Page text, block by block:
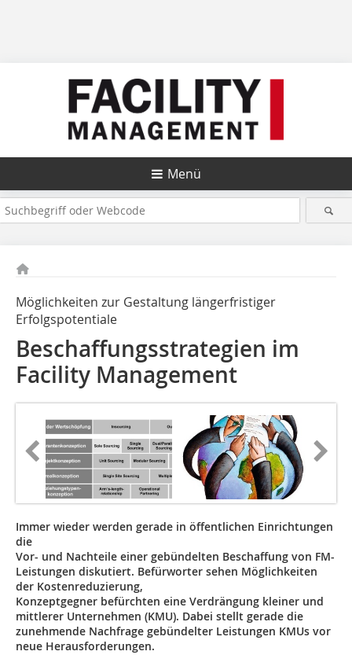
Menü
Möglichkeiten zur Gestaltung längerfristiger
Erfolgspotentiale
Beschaffungsstrategien im
Facility Management
Immer wieder werden gerade in öffentlichen Einrichtungen
die ­
Vor- und Nachteile einer gebündelten Beschaffung von FM-
Leistungen diskutiert. Befürworter sehen Möglichkeiten
der Kostenreduzierung,
Konzeptgegner befürchten eine Verdrängung kleiner und
mittlerer Unternehmen (KMU). Dabei stellt gerade die
zunehmende Nachfrage gebündelter Leistungen KMUs vor
neue Herausforderungen.